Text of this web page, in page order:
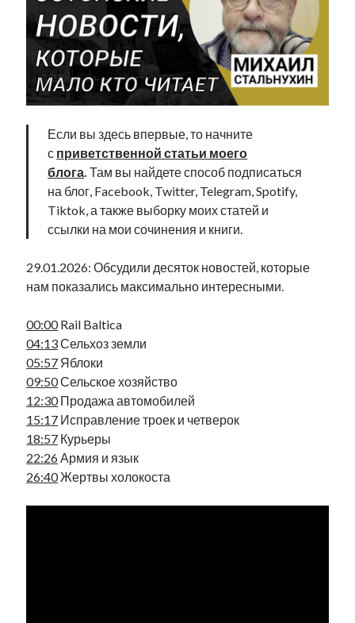
Образование
Парламент и правительство
Фотографии
Экономика
Эстония и Россия
Юмор
Метки
radio narva takinada андрус ансип
ансиппиада видео
в поисках здравого смысла выборы высказывание
евросоюз интервью история кабинетные истории
нацменьшинства образование
памятники парад клоунов
подкаст потеряны данные
рийгикогу
русскоязычное образование ссср стенограмма
т.х. ильвес
танк фотоотчет
эстония эстонский язык
Если вы здесь впервые, то начните
с приветственной статьи моего
блога Там вы найдете способ подписаться
на блог, Facebook, Twitter, Telegram, Spotify,
Tiktok, а также выборку моих статей и
ссылки на мои сочинения и книги.
29.01.2026: Обсудили десяток новостей, которые
нам показались максимально интересными.
00:00Rail Baltica
04:13Сельхоз земли
05:57 Яблоки
09:50Сельское хозяйство
12:30Продажа автомобилей
15:17 Исправление троек и четверок
18:57 Курьеры
22:26 Армия и язык
26:40Жертвы холокоста